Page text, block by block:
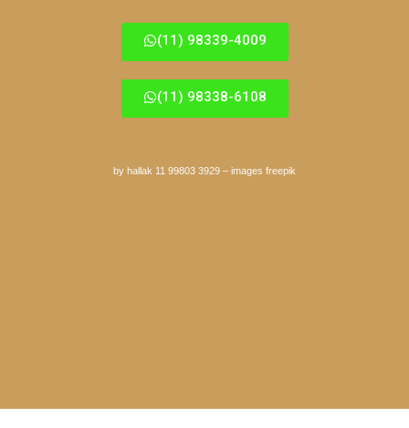
(11) 98339-4009
(11) 98338-6108
by hallak 11 99803 3929 – images freepik